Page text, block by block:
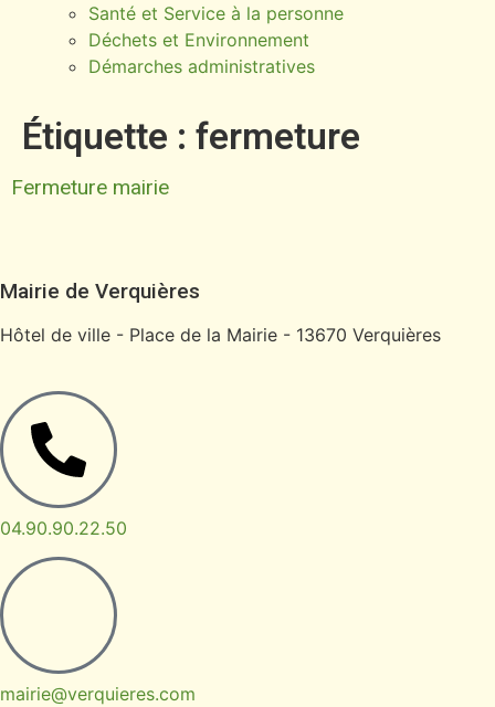
Santé et Service à la personne
Déchets et Environnement
Démarches administratives
Étiquette : fermeture
Fermeture mairie
Mairie de Verquières
Hôtel de ville - Place de la Mairie - 13670 Verquières
04.90.90.22.50
mairie@verquieres.com